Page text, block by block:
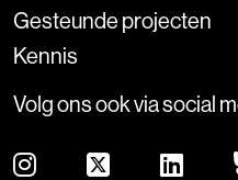
Gesteunde projecten
Kennis
Volg ons ook via social